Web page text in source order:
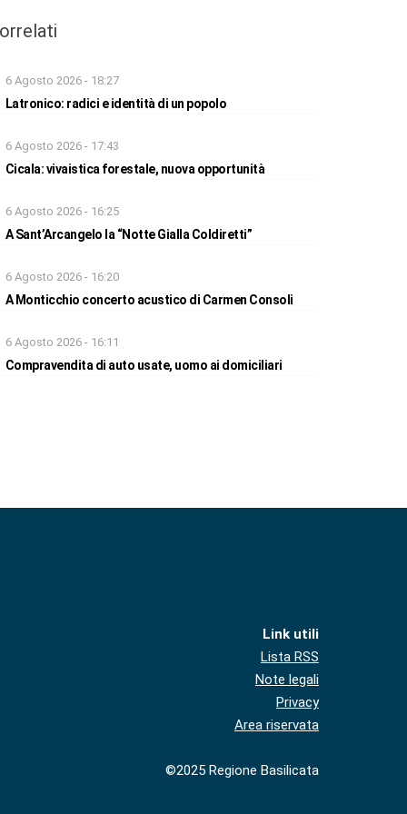
6 Agosto 2026 - 18:27
Latronico: radici e identità di un popolo
6 Agosto 2026 - 17:43
Cicala: vivaistica forestale, nuova opportunità
6 Agosto 2026 - 16:25
A Sant’Arcangelo la “Notte Gialla Coldiretti”
6 Agosto 2026 - 16:20
A Monticchio concerto acustico di Carmen Consoli
6 Agosto 2026 - 16:11
Compravendita di auto usate, uomo ai domiciliari
Link utili
Lista RSS
Note legali
Privacy
Area riservata
©2025 Regione Basilicata